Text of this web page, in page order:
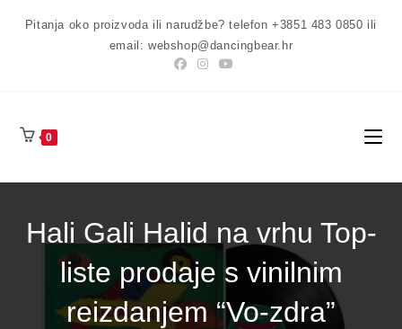
Pitanja oko proizvoda ili narudžbe? telefon +3851 483 0850 ili
email: webshop@dancingbear.hr
0
Hali Gali Halid na vrhu Top-
liste prodaje s vinilnim
reizdanjem “Vo-zdra”